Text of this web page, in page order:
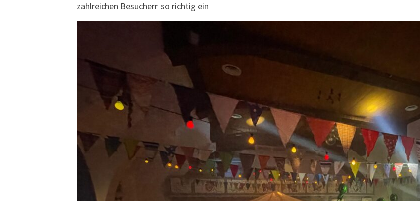
zahlreichen Besuchern so richtig ein!